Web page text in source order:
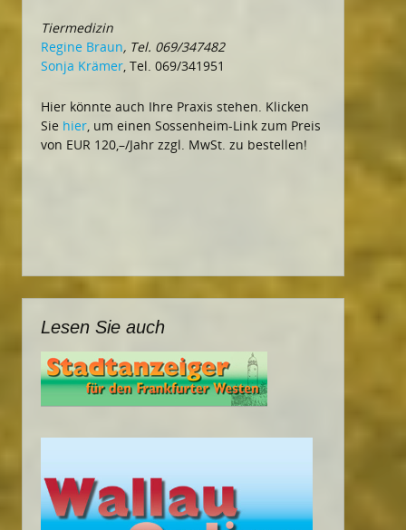
Tiermedizin
Regine Braun, Tel. 069/347482
Sonja Krämer, Tel. 069/341951
Hier könnte auch Ihre Praxis stehen. Klicken
Sie hier, um einen Sossenheim-Link zum Preis
von EUR 120,–/Jahr zzgl. MwSt. zu bestellen!
Lesen Sie auch